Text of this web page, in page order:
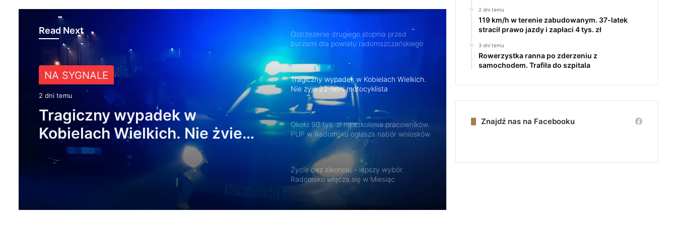
Read Next
NA SYGNALE
2 dni temu
Tragiczny wypadek w
Kobielach Wielkich. Nie żyje
22-letni motocyklista
Ostrzeżenie drugiego stopnia przed
burzami dla powiatu radomszczańskiego
Tragiczny wypadek w Kobielach Wielkich.
Nie żyje 22-letni motocyklista
Około 90 tys. zł na szkolenia pracowników.
PUP w Radomsku ogłasza nabór wniosków
Życie bez alkoholu – lepszy wybór.
Radomsko włącza się w Miesiąc
2 dni temu
119 km/h w terenie zabudowanym. 37-latek
stracił prawo jazdy i zapłaci 4 tys. zł
3 dni temu
Rowerzystka ranna po zderzeniu z
samochodem. Trafiła do szpitala
Znajdź nas na Facebooku